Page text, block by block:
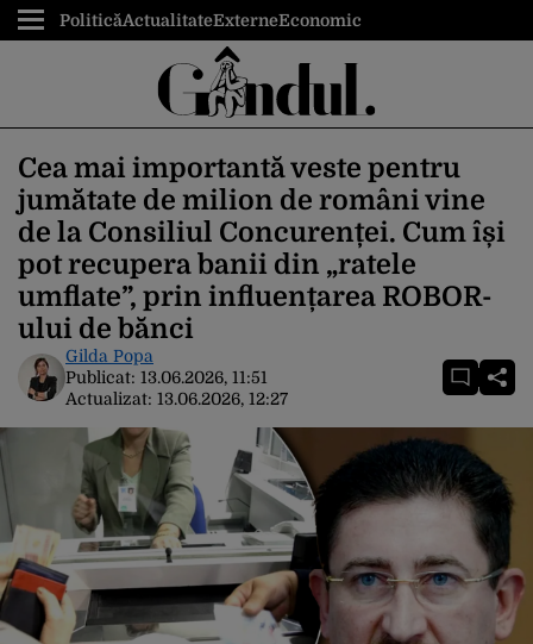
PoliticăActualitateExterneEconomic
Cea mai importantă veste pentru
jumătate de milion de români vine
de la Consiliul Concurenței. Cum își
pot recupera banii din „ratele
umflate”, prin influențarea ROBOR-
ului de bănci
Gilda Popa
Publicat: 13.06.2026, 11:51
Actualizat: 13.06.2026, 12:27